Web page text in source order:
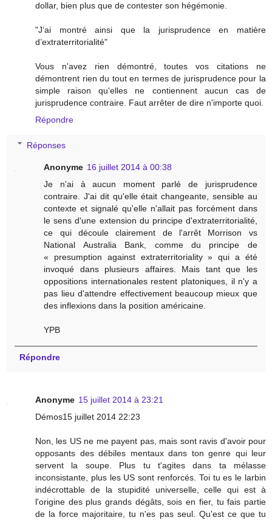
dollar, bien plus que de contester son hégémonie.
"J’ai montré ainsi que la jurisprudence en matière
d’extraterritorialité"
Vous n'avez rien démontré, toutes vos citations ne
démontrent rien du tout en termes de jurisprudence pour la
simple raison qu'elles ne contiennent aucun cas de
jurisprudence contraire. Faut arrêter de dire n'importe quoi.
Répondre
Réponses
Anonyme 16 juillet 2014 à 00:38
Je n'ai à aucun moment parlé de jurisprudence
contraire. J'ai dit qu'elle était changeante, sensible au
contexte et signalé qu'elle n'allait pas forcément dans
le sens d'une extension du principe d'extraterritorialité,
ce qui découle clairement de l'arrêt Morrison vs
National Australia Bank, comme du principe de
« presumption against extraterritoriality » qui a été
invoqué dans plusieurs affaires. Mais tant que les
oppositions internationales restent platoniques, il n'y a
pas lieu d'attendre effectivement beaucoup mieux que
des inflexions dans la position américaine.
YPB
Répondre
Anonyme 15 juillet 2014 à 23:21
Démos15 juillet 2014 22:23
Non, les US ne me payent pas, mais sont ravis d'avoir pour
opposants des débiles mentaux dans ton genre qui leur
servent la soupe. Plus tu t'agites dans ta mélasse
inconsistante, plus les US sont renforcés. Toi tu es le larbin
indécrottable de la stupidité universelle, celle qui est à
l'origine des plus grands dégâts, sois en fier, tu fais partie
de la force majoritaire, tu n'es pas seul. Qu'est ce que tu